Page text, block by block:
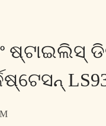
ଷ୍ଟାଇଲିସ୍